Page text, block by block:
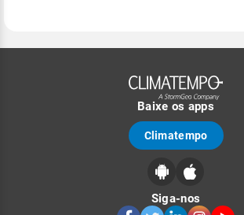
Baixe os apps
Climatempo
Siga-nos